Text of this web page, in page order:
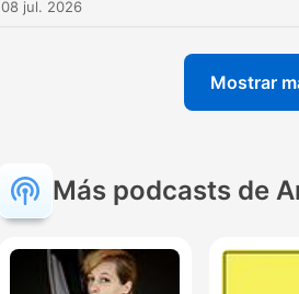
08 jul. 2026
Mostrar
Más podcasts de